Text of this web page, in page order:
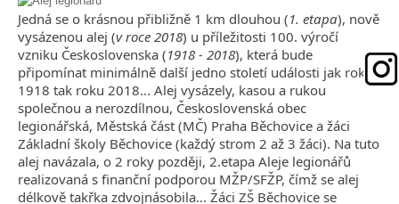
Nominované aleje
Podpořte
Pravidla
Výhry
Naši patroni
Mapa alejí
Jedná se o krásnou přibližně 1 km dlouhou (1. etapa), nově
vysázenou alej (v roce 2018) u příležitosti 100. výročí
vzniku Československa (1918 - 2018), která bude
připomínat minimálně další jedno století události jak roku
1918 tak roku 2018... Alej vysázely, kasou a rukou
společnou a nerozdílnou, Československá obec
legionářská, Městská část (MČ) Praha Běchovice a žáci
Základní školy Běchovice (každý strom 2 až 3 žáci). Na tuto
alej navázala, o 2 roky později, 2.etapa Aleje legionářů
realizovaná s finanční podporou MŽP/SFŽP, čímž se alej
délkově takřka zdvojnásobila... Žáci ZŠ Běchovice se